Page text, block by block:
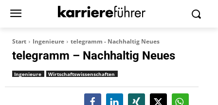
Start Ingenieure telegramm - Nachhaltig Neues
telegramm – Nachhaltig Neues
Ingenieure Wirtschaftswissenschaften